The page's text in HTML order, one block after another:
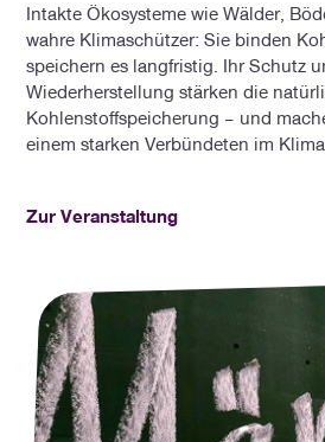
Intakte Ökosysteme wie Wälder,
wahre Klimaschützer: Sie binden
speichern es langfristig. Ihr Schutz
Wiederherstellung stärken die
Kohlenstoffspeicherung – und
einem starken Verbündeten im
Zur Veranstaltung